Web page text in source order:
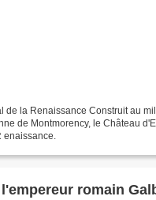
de la Renaissance Construit au
de Montmorency, le Château
enaissance.
romain